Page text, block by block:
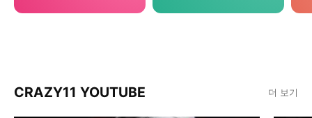
CRAZY11 YOUTUBE 더 보기